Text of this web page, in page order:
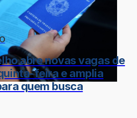
abre novas vagas de
feira e amplia
quem busca